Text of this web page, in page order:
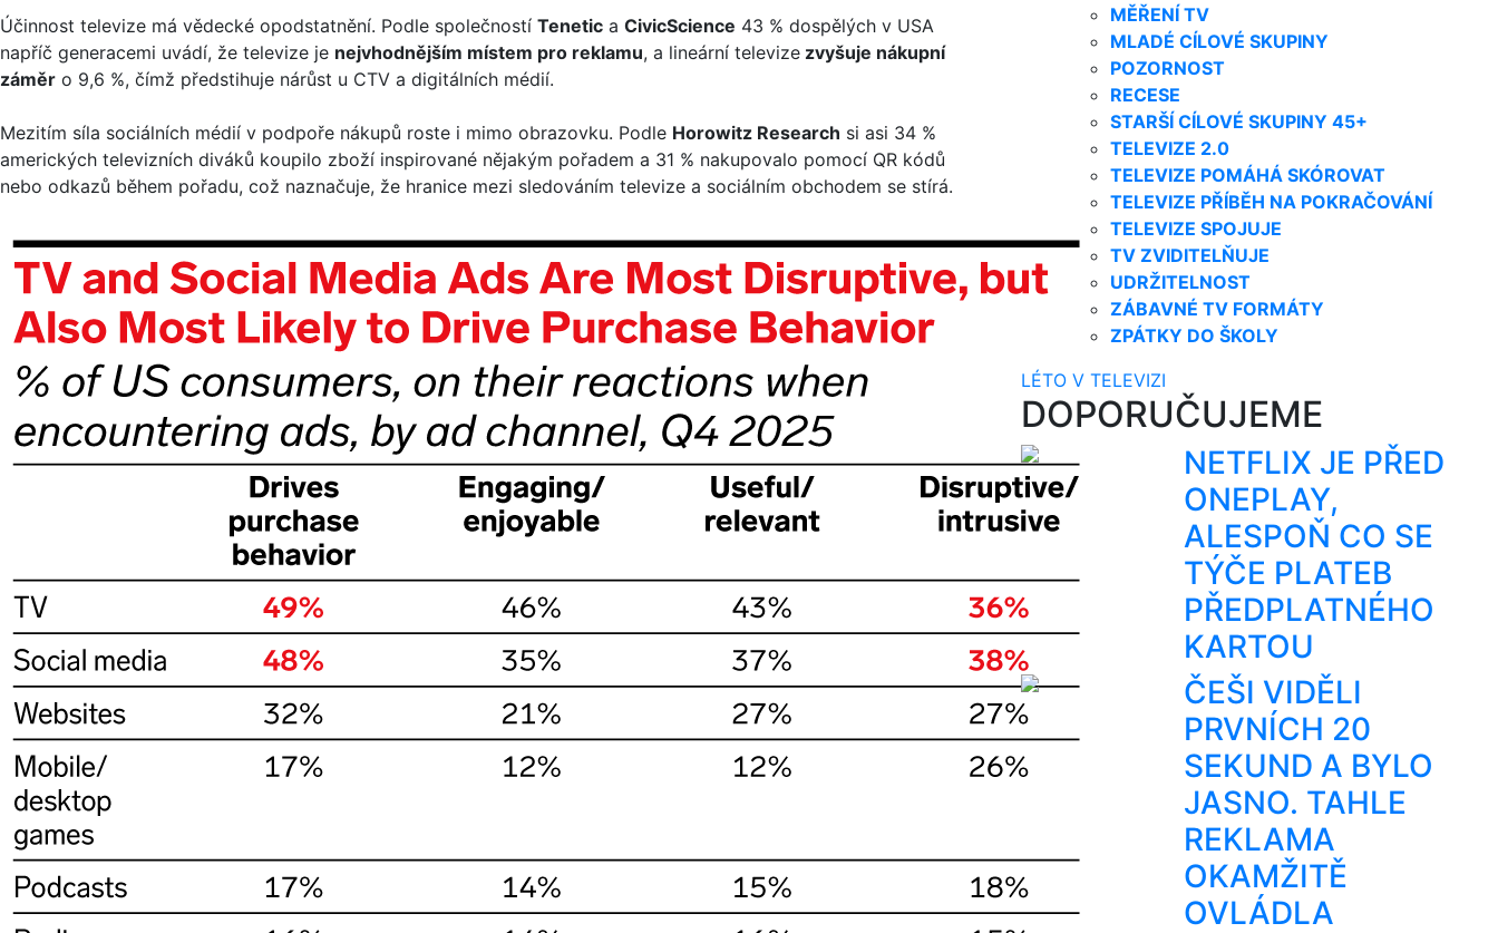
Účinnost televize má vědecké opodstatnění. Podle společností Tenetic a CivicScience 43 % dospělých v USA
napříč generacemi uvádí, že televize je nejvhodnějším místem pro reklamu, a lineární televize zvyšuje nákupní
záměr o 9,6 %, čímž předstihuje nárůst u CTV a digitálních médií.
Mezitím síla sociálních médií v podpoře nákupů roste i mimo obrazovku. Podle Horowitz Research si asi 34 %
amerických televizních diváků koupilo zboží inspirované nějakým pořadem a 31 % nakupovalo pomocí QR kódů
nebo odkazů během pořadu, což naznačuje, že hranice mezi sledováním televize a sociálním obchodem se stírá.
MĚŘENÍ TV
MLADÉ CÍLOVÉ SKUPINY
POZORNOST
RECESE
STARŠÍ CÍLOVÉ SKUPINY 45+
TELEVIZE 2.0
TELEVIZE POMÁHÁ SKÓROVAT
TELEVIZE PŘÍBĚH NA POKRAČOVÁNÍ
TELEVIZE SPOJUJE
TV ZVIDITELŇUJE
UDRŽITELNOST
ZÁBAVNÉ TV FORMÁTY
ZPÁTKY DO ŠKOLY
LÉTO V TELEVIZI
DOPORUČUJEME
NETFLIX JE PŘED
ONEPLAY,
ALESPOŇ CO SE
TÝČE PLATEB
PŘEDPLATNÉHO
KARTOU
ČEŠI VIDĚLI
PRVNÍCH 20
SEKUND A BYLO
JASNO. TAHLE
REKLAMA
OKAMŽITĚ
OVLÁDLA